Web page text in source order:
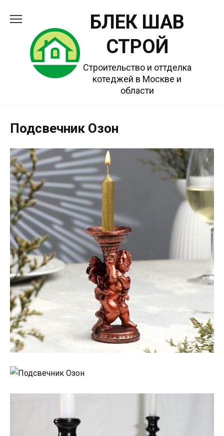
содержанию
БЛЕК ШАВ
СТРОЙ
Строительство и оттделка
котеджей в Москве и
области
Подсвечник Озон